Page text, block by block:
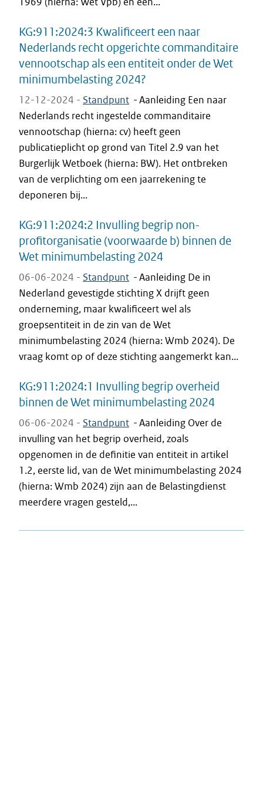
KG:911:2024:3 Kwalificeert een naar
Nederlands recht opgerichte commanditaire
vennootschap als een entiteit onder de Wet
minimumbelasting 2024?
12-12-2024 - Standpunt -Aanleiding Een naar
Nederlands recht ingestelde commanditaire
vennootschap (hierna: cv) heeft geen
publicatieplicht op grond van Titel 2.9 van het
Burgerlijk Wetboek (hierna: BW). Het ontbreken
van de verplichting om een jaarrekening te
deponeren bij...
KG:911:2024:2 Invulling begrip non-
profitorganisatie (voorwaarde b) binnen de
Wet minimumbelasting 2024
06-06-2024 - Standpunt -Aanleiding De in
Nederland gevestigde stichting X drijft geen
onderneming, maar kwalificeert wel als
groepsentiteit in de zin van de Wet
minimumbelasting 2024 (hierna: Wmb 2024). De
vraag komt op of deze stichting aangemerkt kan...
KG:911:2024:1 Invulling begrip overheid
binnen de Wet minimumbelasting 2024
06-06-2024 - Standpunt -Aanleiding Over de
invulling van het begrip overheid, zoals
opgenomen in de definitie van entiteit in artikel
1.2, eerste lid, van de Wet minimumbelasting 2024
(hierna: Wmb 2024) zijn aan de Belastingdienst
meerdere vragen gesteld,...